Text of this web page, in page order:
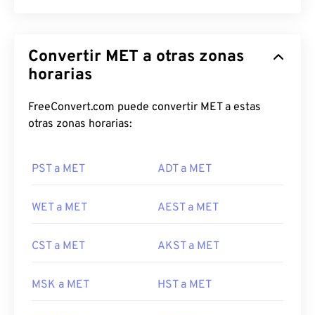
Convertir MET a otras zonas
horarias
FreeConvert.com puede convertir MET a estas
otras zonas horarias:
PST a MET ADT a MET
WET a MET AEST a MET
CST a MET AKST a MET
MSK a MET HST a MET